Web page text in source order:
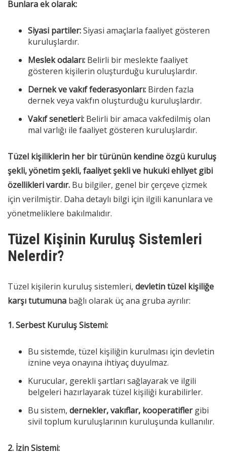
Bunlara ek olarak:
Siyasi partiler:Siyasi amaçlarla faaliyet gösteren
kuruluşlardır.
Meslek odaları: Belirli bir meslekte faaliyet
gösteren kişilerin oluşturduğu kuruluşlardır.
Dernek ve vakıf federasyonları: Birden fazla
dernek veya vakfın oluşturduğu kuruluşlardır.
Vakıf senetleri: Belirli bir amaca vakfedilmiş olan
mal varlığı ile faaliyet gösteren kuruluşlardır.
Tüzel kişiliklerin her bir türünün kendine özgü kuruluş
şekli, yönetim şekli, faaliyet şekli ve hukuki ehliyet gibi
özellikleri vardır. Bu bilgiler, genel bir çerçeve çizmek
için verilmiştir. Daha detaylı bilgi için ilgili kanunlara ve
yönetmeliklere bakılmalıdır.
Tüzel Kişinin Kuruluş Sistemleri
Nelerdir?
Tüzel kişilerin kuruluş sistemleri, devletin tüzel kişiliğe
karşı tutumuna bağlı olarak üç ana gruba ayrılır:
1. Serbest Kuruluş Sistemi:
Bu sistemde, tüzel kişiliğin kurulması için devletin
iznine veya onayına ihtiyaç duyulmaz.
Kurucular, gerekli şartları sağlayarak ve ilgili
belgeleri hazırlayarak tüzel kişiliği kurabilirler.
Bu sistem, dernekler, vakıflar, kooperatiflergibi
sivil toplum kuruluşlarının kuruluşunda kullanılır.
2. İzin Sistemi: